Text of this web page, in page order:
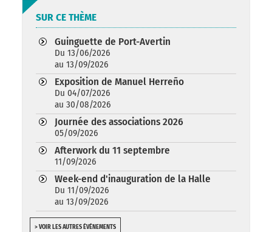
SUR CE THÈME
Guinguette de Port-Avertin
Du 13/06/2026
au 13/09/2026
Exposition de Manuel Herreño
Du 04/07/2026
au 30/08/2026
Journée des associations 2026
05/09/2026
Afterwork du 11 septembre
11/09/2026
Week-end d'inauguration de la Halle
Du 11/09/2026
au 13/09/2026
> VOIR LES AUTRES ÉVÉNEMENTS